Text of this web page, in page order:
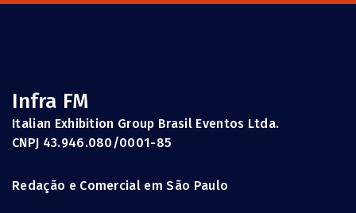
Infra FM
Italian Exhibition Group Brasil Eventos Ltda.
CNPJ 43.946.080/0001-85
Redação e Comercial em São Paulo